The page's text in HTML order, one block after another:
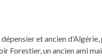
et ancien d’Algérie,
Forestier, un ancien ami